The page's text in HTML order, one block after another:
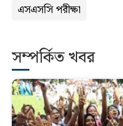
এসএসসি পরীক্ষা
সম্পর্কিত খবর